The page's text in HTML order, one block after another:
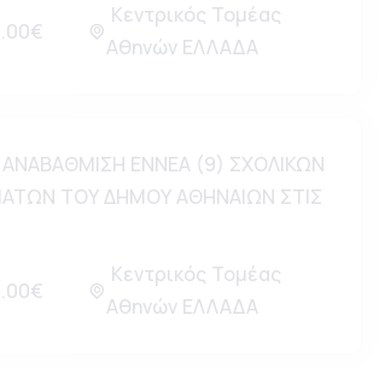
Κεντρικός Τομέας
Αθηνών ΕΛΛΑΔΑ
ΑΝΑΒΑΘΜΙΣΗ ΕΝΝΕΑ (9) ΣΧΟΛΙΚΩΝ
ΤΟΥ ΔΗΜΟΥ ΑΘΗΝΑΙΩΝ ΣΤΙΣ
Κεντρικός Τομέας
Αθηνών ΕΛΛΑΔΑ